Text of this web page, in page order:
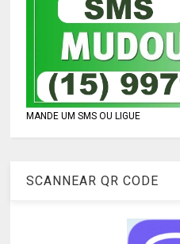
MANDE UM SMS OU LIGUE
SCANNEAR QR CODE